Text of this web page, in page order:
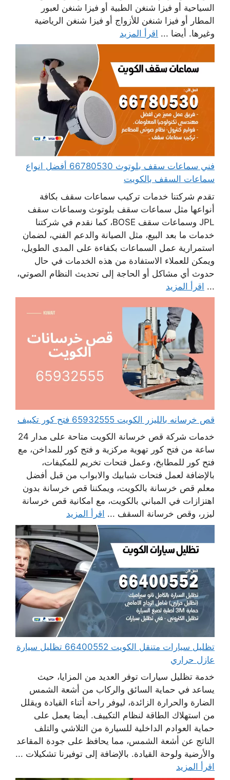
السياحية أو فيزا شنغن الطبية أو فيزا شنغن لعبور
المطار أو فيزا شنغن للأزواج أو فيزا شنغن الرياضية
وغيرها. أيضا ... اقرأ المزيد
فني سماعات سقف بلوتوث 66780530 أفضل انواع
سماعات السقف بالكويت
تقدم شركتنا خدمات تركيب سماعات سقف بكافة
أنواعها مثل سماعات سقف بلوتوث وسماعات سقف
JPL وسماعات سقف BOSE، كما نقدم في شركتنا
خدمات ما بعد البيع، مثل الصيانة والدعم الفني، لضمان
استمرارية عمل السماعات بكفاءة على المدى الطويل،
ويمكن للعملاء الاستفادة من هذه الخدمات في حال
حدوث أي مشاكل أو الحاجة إلى تحديث النظام الصوتي،
... اقرأ المزيد
قص خرسانه بالليزر الكويت 65932555 فتح كور تكييف
خدمات شركة قص خرسانة الكويت متاحة على مدار 24
ساعة من فتح كور تهوية مركزية و فتح كور للمداخن، مع
فتح كور للمطابخ، وعمل فتحات تخريم للمكيفات،
بالإضافة لعمل فتحات شبابيك والابواب من قبل أفضل
معلم قص خرسانة بالكويت، ويمكننا قص خرسانة بدون
اهتزازات في المباني بالكويت، مع امكانية قص خرسانة
ليزر، وقص خرسانة السقف ... اقرأ المزيد
تظليل سيارات متنقل الكويت 66400552 تظليل سيارة
عازل حراري
خدمة تظليل سيارات توفر العديد من المزايا، حيث
يساعد في حماية السائق والركاب من أشعة الشمس
الضارة والحرارة الزائدة، ليوفر راحة أثناء القيادة ويقلل
من استهلاك الطاقة لنظام التكييف. أيضا يعمل على
حماية العوادم الداخلية للسيارة من التلاشي والتلف
الناتج عن أشعة الشمس، مما يحافظ على جودة المقاعد
والأرضية ولوحة القيادة. بالإضافة إلى توفيرنا تشكيلات ...
اقرأ المزيد